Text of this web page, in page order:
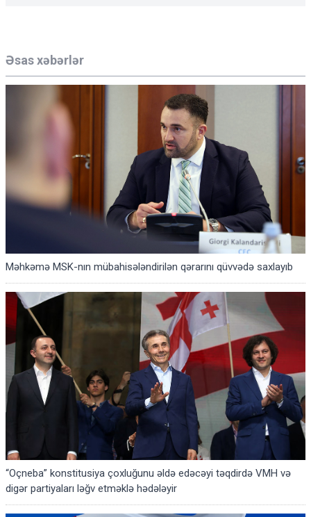
Əsas xəbərlər
Məhkəmə MSK-nın mübahisələndirilən qərarını qüvvədə saxlayıb
“Oçneba” konstitusiya çoxluğunu əldə edəcəyi təqdirdə VMH və
digər partiyaları ləğv etməklə hədələyir